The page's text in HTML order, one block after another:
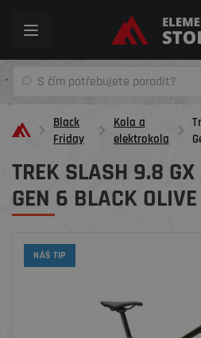
Toggle
Black
Friday
Kola a
elektrokola
TREK SLASH 9.8
GEN 6 BLACK OLIVE
NÁŠ TIP